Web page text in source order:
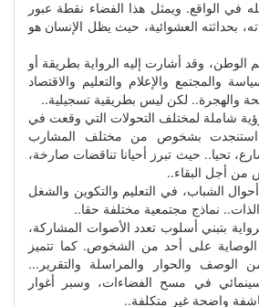
في الواقع. ويمثل هذا الفضاء نقطة عبور
بحداثته العشوائية، حيث يظل الإنسان هو
وقد أشارت إليه الرواية بطريقة أو
والمجتمع والإعلام والتعليم والاقتصاد
والهجرة.. لكن ليس بطريقية تسجيلية..
شاملة لمختلف التحولات التي وقعت في
استنجدت بشخوص من مختلف المشارب
تحيا.. حيث تبرز أحيانا تناقضات صارخة،
أجل البقاء..
الشباب، في التعليم والتكوين والشغل
نماذج مجتمعية مختلفة حقا..
بتبني أسلوب تعدد الأصوات المشاركة،
على أحد من الشخوص. كما تتميز
والحوار والمراسلة والتقرير...
في مسح الفضاءات، وسبر أغوار
واضحة غير متكلفة..